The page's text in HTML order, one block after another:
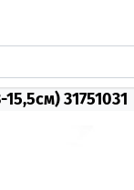
31751031